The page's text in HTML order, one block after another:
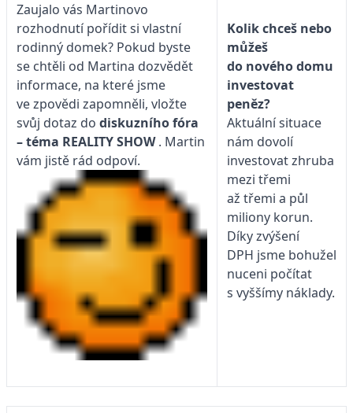
Zaujalo vás Martinovo
rozhodnutí pořídit si vlastní
rodinný domek? Pokud byste
se chtěli od Martina dozvědět
informace, na které jsme
ve zpovědi zapomněli, vložte
svůj dotaz do diskuzního fóra
– téma REALITY SHOW. Martin
vám jistě rád odpoví.
Kolik chceš nebo
můžeš
do nového domu
investovat
peněz?
Aktuální situace
nám dovolí
investovat zhruba
mezi třemi
až třemi a půl
miliony korun.
Díky zvýšení
DPH jsme bohužel
nuceni počítat
s vyššímy náklady.